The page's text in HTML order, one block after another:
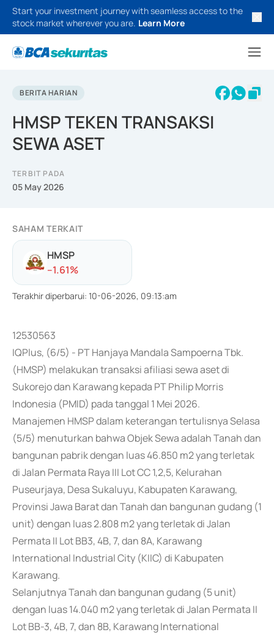
Start your investment journey with seamless access to the
stock market wherever you are. Learn More
BERITA HARIAN
HMSP TEKEN TRANSAKSI
SEWA ASET
TERBIT PADA
05 May 2026
SAHAM TERKAIT
HMSP
--1.61%
Terakhir diperbarui: 10-06-2026, 09:13:am
12530563
IQPlus, (6/5) - PT Hanjaya Mandala Sampoerna Tbk.
(HMSP) melakukan transaksi afiliasi sewa aset di
Sukorejo dan Karawang kepada PT Philip Morris
Indonesia (PMID) pada tanggal 1 Mei 2026.
Manajemen HMSP dalam keterangan tertulisnya Selasa
(5/5) menuturkan bahwa Objek Sewa adalah Tanah dan
bangunan pabrik dengan luas 46.850 m2 yang terletak
di Jalan Permata Raya III Lot CC 1,2,5, Kelurahan
Puseurjaya, Desa Sukaluyu, Kabupaten Karawang,
Provinsi Jawa Barat dan Tanah dan bangunan gudang (1
unit) dengan luas 2.808 m2 yang terletak di Jalan
Permata II Lot BB3, 4B, 7, dan 8A, Karawang
International Industrial City (KIIC) di Kabupaten
Karawang.
Selanjutnya Tanah dan bangunan gudang (5 unit)
dengan luas 14.040 m2 yang terletak di Jalan Permata II
Lot BB-3, 4B, 7, dan 8B, Karawang International